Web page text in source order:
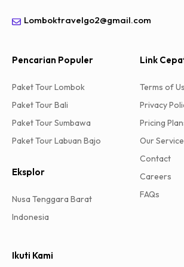
Lomboktravelgo2@gmail.com
Pencarian Populer
Paket Tour Lombok
Paket Tour Bali
Paket Tour Sumbawa
Paket Tour Labuan Bajo
Eksplor
Nusa Tenggara Barat
Indonesia
Link
Terms of
Privacy
Pricing
Our
Contact
Careers
FAQs
Ikuti Kami